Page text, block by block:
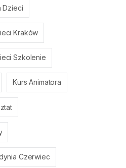
Dzieci
Kraków
Szkolenie
Kurs Animatora
Czerwiec